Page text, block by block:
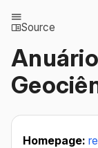
Source
Homepage: